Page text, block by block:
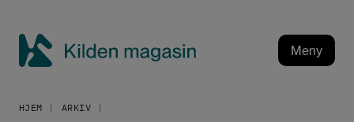
Meny
HJEM
ARKIV